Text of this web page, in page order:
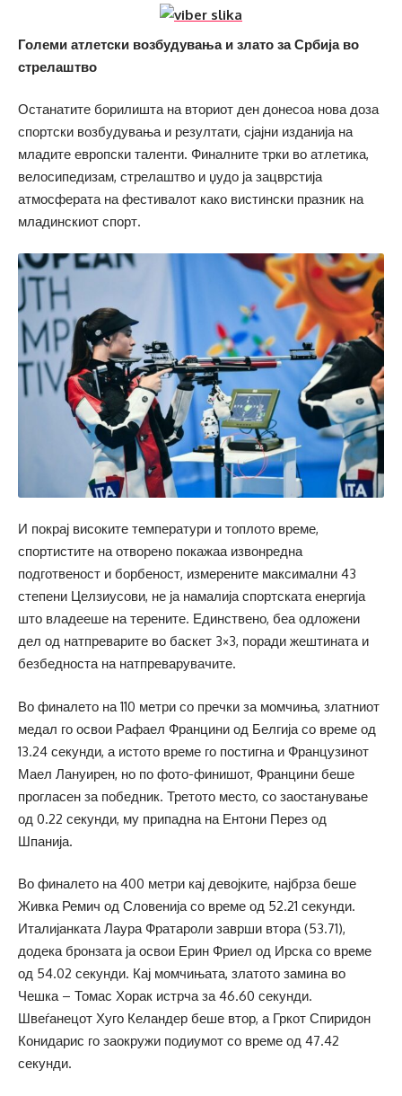
Големи атлетски возбудувања и злато за Србија во
стрелаштво
Останатите борилишта на вториот ден донесоа нова доза
спортски возбудувања и резултати, сјајни изданија на
младите европски таленти. Финалните трки во атлетика,
велосипедизам, стрелаштво и џудо ја зацврстија
атмосферата на фестивалот како вистински празник на
младинскиот спорт.
И покрај високите температури и топлото време,
спортистите на отворено покажаа извонредна
подготвеност и борбеност, измерените максимални 43
степени Целзиусови, не ја намалија спортската енергија
што владееше на терените. Единствено, беа одложени
дел од натпреварите во баскет 3×3, поради жештината и
безбедноста на натпреварувачите.
Во финалето на 110 метри со пречки за момчиња, златниот
медал го освои Рафаел Францини од Белгија со време од
13.24 секунди, а истото време го постигна и Французинот
Маел Лануирен, но по фото-финишот, Францини беше
прогласен за победник. Третото место, со заостанување
од 0.22 секунди, му припадна на Ентони Перез од
Шпанија.
Во финалето на 400 метри кај девојките, најбрза беше
Живка Ремич од Словенија со време од 52.21 секунди.
Италијанката Лаура Фратароли заврши втора (53.71),
додека бронзата ја освои Ерин Фриел од Ирска со време
од 54.02 секунди. Кај момчињата, златото замина во
Чешка – Томас Хорак истрча за 46.60 секунди.
Швеѓанецот Хуго Келандер беше втор, а Гркот Спиридон
Конидарис го заокружи подиумот со време од 47.42
секунди.